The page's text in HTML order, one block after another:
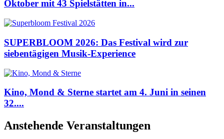
Oktober mit 43 Spielstätten in...
SUPERBLOOM 2026: Das Festival wird zur
siebentägigen Musik-Experience
Kino, Mond & Sterne startet am 4. Juni in seinen
32....
Anstehende Veranstaltungen